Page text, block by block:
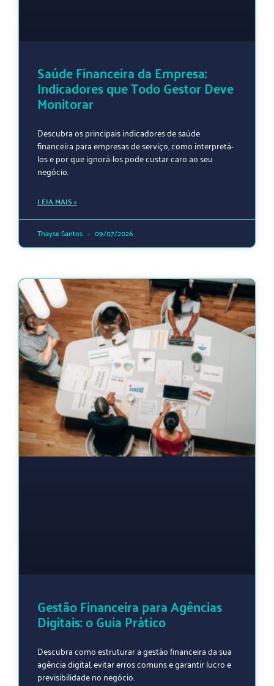
Saúde Financeira da Empresa:
Indicadores que Todo Gestor Deve
Monitorar
Descubra os principais indicadores de saúde
financeira para empresas de serviço, como interpretá-
los e por que ignorá-los pode custar caro ao seu
negócio.
LEIA MAIS »
Thayse Santos 09/07/2026
Gestão Financeira para Agências
Digitais: o Guia Prático
Descubra como estruturar a gestão financeira da sua
agência digital, evitar erros comuns e garantir lucro e
previsibilidade no negócio.